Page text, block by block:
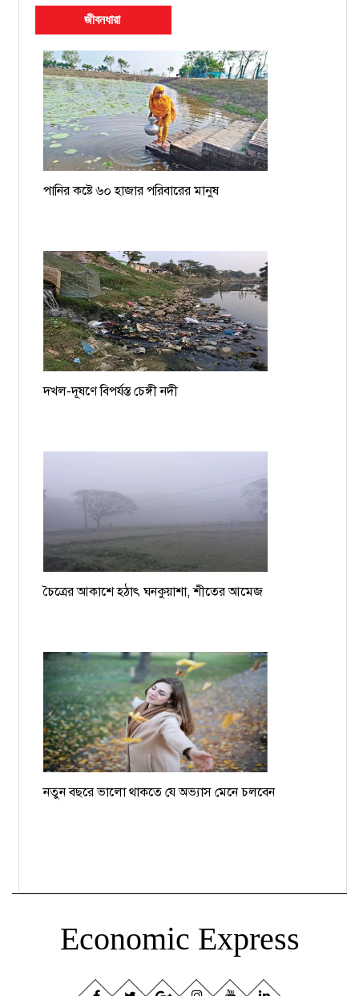
জীবনধারা
পানির কষ্টে ৬০ হাজার পরিবারের মানুষ
দখল-দূষণে বিপর্যস্ত চেঙ্গী নদী
চৈত্রের আকাশে হঠাৎ ঘনকুয়াশা, শীতের আমেজ
নতুন বছরে ভালো থাকতে যে অভ্যাস মেনে চলবেন
Economic Express